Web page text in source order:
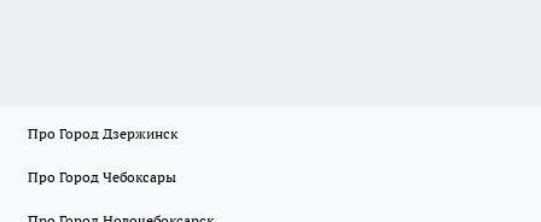
Про Город Дзержинск
Про Город Чебоксары